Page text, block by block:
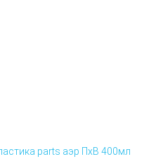
parts аэр ПхВ 400мл